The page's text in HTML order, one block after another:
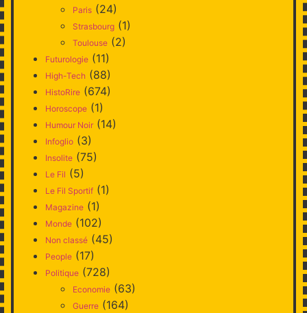
Paris (24)
Strasbourg (1)
Toulouse (2)
Futurologie (11)
High-Tech (88)
HistoRire (674)
Horoscope (1)
Humour Noir (14)
Infoglio (3)
Insolite (75)
Le Fil (5)
Le Fil Sportif (1)
Magazine (1)
Monde (102)
Non classé (45)
People (17)
Politique (728)
Economie (63)
Guerre (164)